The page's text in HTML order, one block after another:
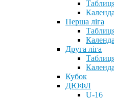
Перша ліга
Друга ліга
Кубок
ДЮФЛ
U-16